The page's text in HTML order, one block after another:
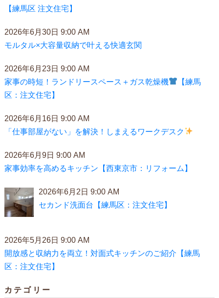
【練馬区 注文住宅】
2026年6月30日 9:00 AM
モルタル×大容量収納で叶える快適玄関
2026年6月23日 9:00 AM
家事の時短！ランドリースペース＋ガス乾燥機
【練馬
区：注文住宅】
2026年6月16日 9:00 AM
「仕事部屋がない」を解決！しまえるワークデスク
2026年6月9日 9:00 AM
家事効率を高めるキッチン【西東京市：リフォーム】
2026年6月2日 9:00 AM
セカンド洗面台【練馬区：注文住宅】
2026年5月26日 9:00 AM
開放感と収納力を両立！対面式キッチンのご紹介【練馬
区：注文住宅】
カテゴリー